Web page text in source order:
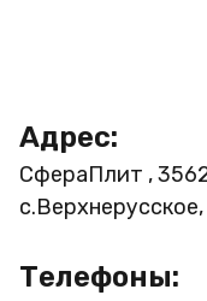
Адрес:
СфераПлит ,
Телефоны: